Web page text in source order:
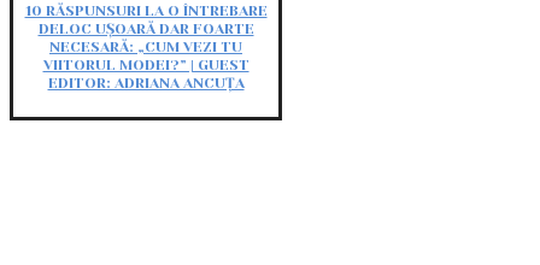
10 RĂSPUNSURI LA O ÎNTREBARE
DELOC UȘOARĂ DAR FOARTE
NECESARĂ: „CUM VEZI TU
VIITORUL MODEI?” | GUEST
EDITOR: ADRIANA ANCUȚA